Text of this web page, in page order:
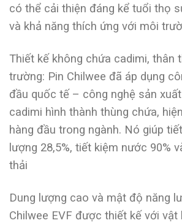
có thể cải thiện đáng kể tuổi thọ
và khả năng thích ứng với môi
Thiết kế không chứa cadimi, thân
trường: Pin Chilwee đã áp dụng
đầu quốc tế – công nghệ sản
cadimi hình thành thùng chứa,
hàng đầu trong ngành. Nó giúp
lượng 28,5%, tiết kiệm nước 90%
thải
Dung lượng cao và mật độ năng
Chilwee EVF được thiết kế với vật